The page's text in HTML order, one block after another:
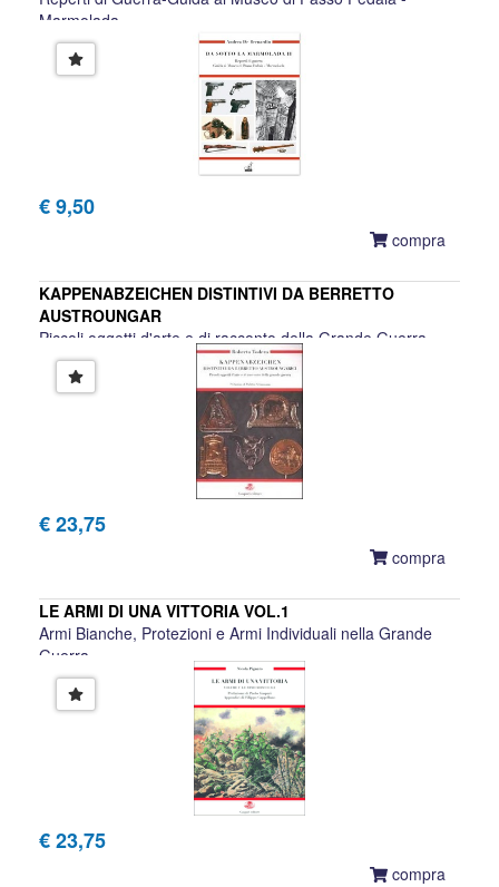
Marmolada
Andrea De Bernardin
€ 9,50
compra
KAPPENABZEICHEN DISTINTIVI DA BERRETTO
AUSTROUNGAR
Piccoli oggetti d'arte e di racconto della Grande Guerra
Roberto Todero
€ 23,75
compra
LE ARMI DI UNA VITTORIA VOL.1
Armi Bianche, Protezioni e Armi Individuali nella Grande
Guerra
Nicola Pignato
€ 23,75
compra